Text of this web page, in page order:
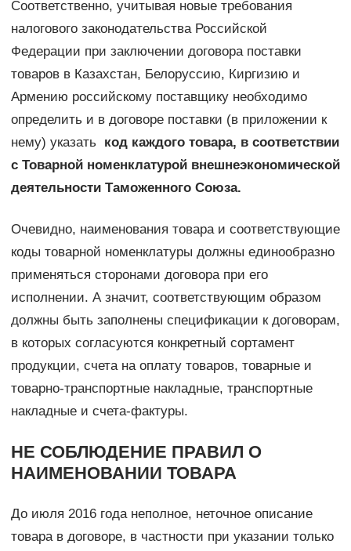
Соответственно, учитывая новые требования
налогового законодательства Российской
Федерации при заключении договора поставки
товаров в Казахстан, Белоруссию, Киргизию и
Армению российскому поставщику необходимо
определить и в договоре поставки (в приложении к
нему) указать
код каждого товара, в соответствии
с Товарной номенклатурой внешнеэкономической
деятельности Таможенного Союза.
Очевидно, наименования товара и соответствующие
коды товарной номенклатуры должны единообразно
применяться сторонами договора при его
исполнении. А значит, соответствующим образом
должны быть заполнены спецификации к договорам,
в которых согласуются конкретный сортамент
продукции, счета на оплату товаров, товарные и
товарно-транспортные накладные, транспортные
накладные и счета-фактуры.
НЕ СОБЛЮДЕНИЕ ПРАВИЛ О
НАИМЕНОВАНИИ ТОВАРА
До июля 2016 года неполное, неточное описание
товара в договоре, в частности при указании только